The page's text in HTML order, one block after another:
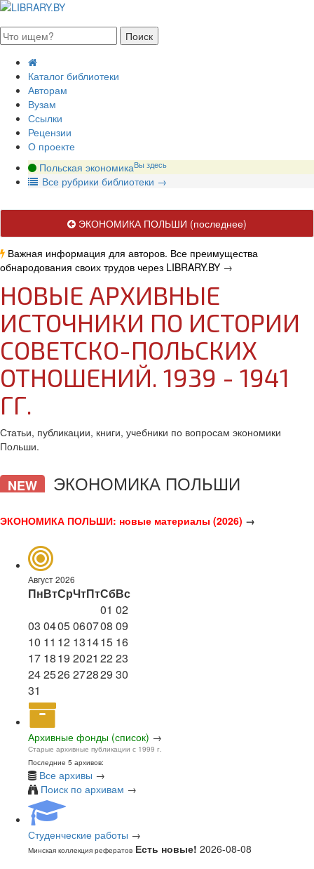
Каталог библиотеки
Авторам
Вузам
Ссылки
Рецензии
О проекте
Польская экономикаВы здесь
Все рубрики библиотеки →
ЭКОНОМИКА ПОЛЬШИ (последнее)
Важная информация для авторов. Все преимущества
обнародования своих трудов через LIBRARY.BY →
НОВЫЕ АРХИВНЫЕ
ИСТОЧНИКИ ПО ИСТОРИИ
СОВЕТСКО-ПОЛЬСКИХ
ОТНОШЕНИЙ. 1939 - 1941
ГГ.
Статьи, публикации, книги, учебники по вопросам экономики
Польши.
NEW ЭКОНОМИКА ПОЛЬШИ
ЭКОНОМИКА ПОЛЬШИ: новые материалы (2026) →
Август 2026
ПнВтСрЧтПтСбВс
01 02
03 0405060708 09
10 11 12 131415 16
17 1819 2021 2223
242526272829 30
31
Архивные фонды (список) →
Старые архивные публикации с 1999 г.
Последние 5 архивов:
Все архивы →
Поиск по архивам →
Студенческие работы →
Минская коллекция рефератов Есть новые! 2026-08-08